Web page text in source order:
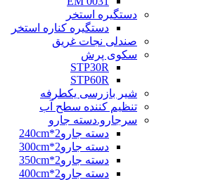
دستگیره استخر
دستگیره کناره استخر
صندلی نجات غریق
سکوی پرش
STP30R
STP60R
شیر بازرسی یکطرفه
تنظیم کننده سطح آب
سرجارو.دسته جارو
دسته جارو2*240cm
دسته جارو2*300cm
دسته جارو2*350cm
دسته جارو2*400cm